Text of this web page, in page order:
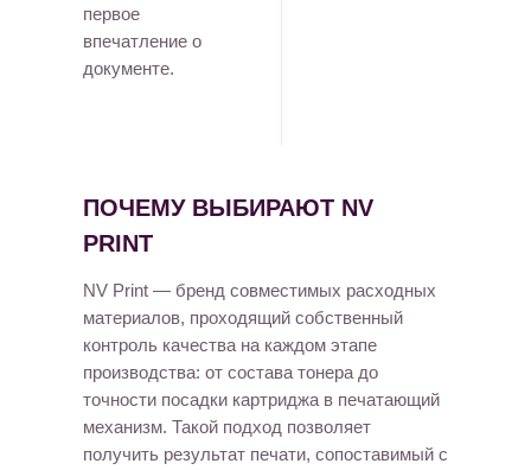
первое
впечатление о
документе.
ПОЧЕМУ ВЫБИРАЮТ NV
PRINT
NV Print — бренд совместимых расходных
материалов, проходящий собственный
контроль качества на каждом этапе
производства: от состава тонера до
точности посадки картриджа в печатающий
механизм. Такой подход позволяет
получить результат печати, сопоставимый с